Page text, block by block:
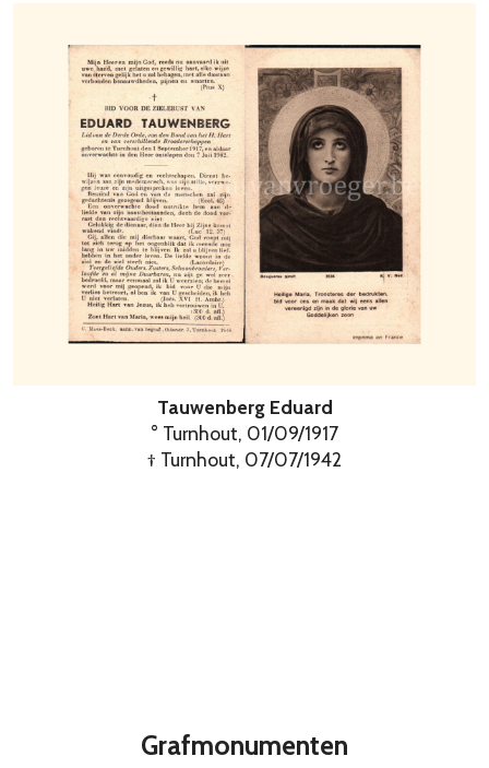
Tauwenberg Eduard
° Turnhout, 01/09/1917
† Turnhout, 07/07/1942
Grafmonumenten